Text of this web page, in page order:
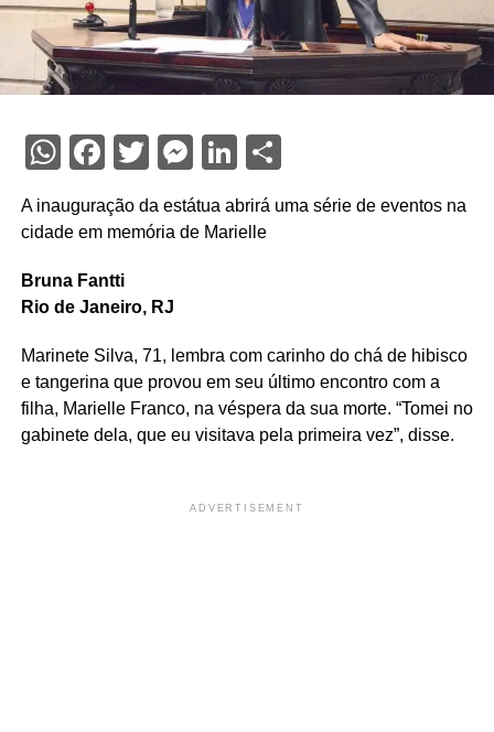
WhatsApp
Facebook
Twitter
Messenger
LinkedIn
Share
A inauguração da estátua abrirá uma série de eventos na
cidade em memória de Marielle
Bruna Fantti
Rio de Janeiro, RJ
Marinete Silva, 71, lembra com carinho do chá de hibisco
e tangerina que provou em seu último encontro com a
filha, Marielle Franco, na véspera da sua morte. “Tomei no
gabinete dela, que eu visitava pela primeira vez”, disse.
ADVERTISEMENT